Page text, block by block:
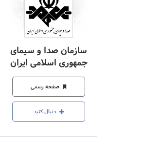
تایید
شده
شرکت‌ها،
سازمان‌ها
و
روابط
عمومی‌ها
سازمان صدا و سیمای
جمهوری اسلامی ایران
صفحه رسمی
دنبال کنید